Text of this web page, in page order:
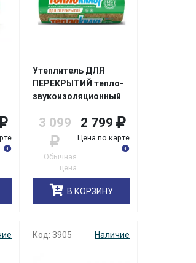
48
Утеплитель ДЛЯ
ПЕРЕКРЫТИЙ тепло-
звукоизоляционный
50*1220*7380мм
ТеплоKNAUF 0,9м3/
уп2шт/32/
3 099
Обычная
цена
2 799
Цена по карте
В КОРЗИНУ
Код: 3905 Наличие